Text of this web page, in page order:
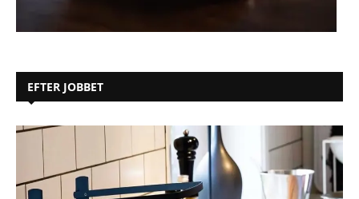
EFTER JOBBET